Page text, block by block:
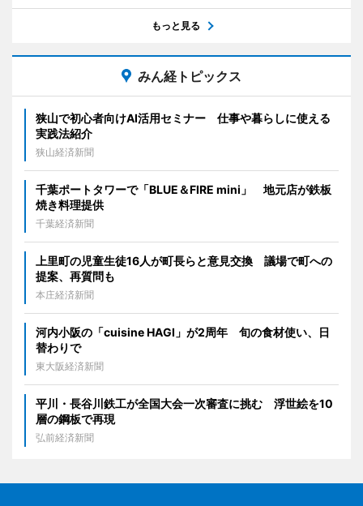
もっと見る
みん経トピックス
狭山で初心者向けAI活用セミナー 仕事や暮らしに使える
実践法紹介
狭山経済新聞
千葉ポートタワーで「BLUE＆FIRE mini」 地元店が鉄板
焼き料理提供
千葉経済新聞
上里町の児童生徒16人が町長らと意見交換 議場で町への
提案、再質問も
本庄経済新聞
河内小阪の「cuisine HAGI」が2周年 旬の食材使い、日
替わりで
東大阪経済新聞
平川・長谷川鉄工が全国大会一次審査に挑む 浮世絵を10
層の鋼板で再現
弘前経済新聞